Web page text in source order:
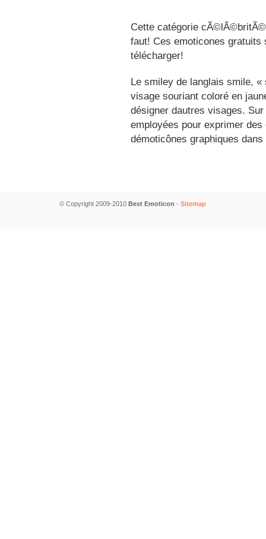
Cette catégorie
faut! Ces emoticones
télécharger!
Le smiley de langlais smile,
visage souriant coloré en
désigner dautres visages.
employées pour exprimer
démoticônes graphiques
© Copyright 2009-2010 Best Emoticon - Sitemap